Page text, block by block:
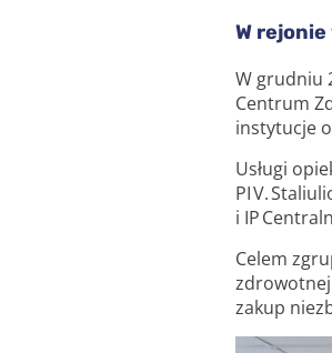
W
W grudniu
Centrum
instytucje
Usługi
PI V.
i IP
Celem
zakup